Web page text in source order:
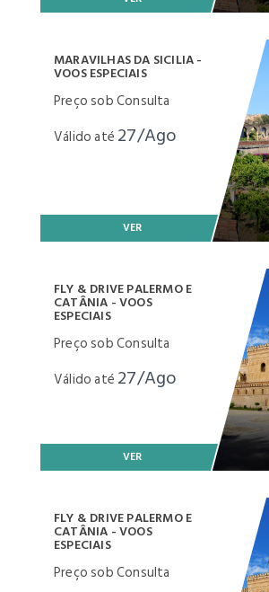
MARAVILHAS DA SICILIA -
VOOS ESPECIAIS
Preço sob Consulta
Válido até 27/Ago
VER
FLY & DRIVE PALERMO E
CATÂNIA - VOOS
ESPECIAIS
Preço sob Consulta
Válido até 27/Ago
VER
FLY & DRIVE PALERMO E
CATÂNIA - VOOS
ESPECIAIS
Preço sob Consulta